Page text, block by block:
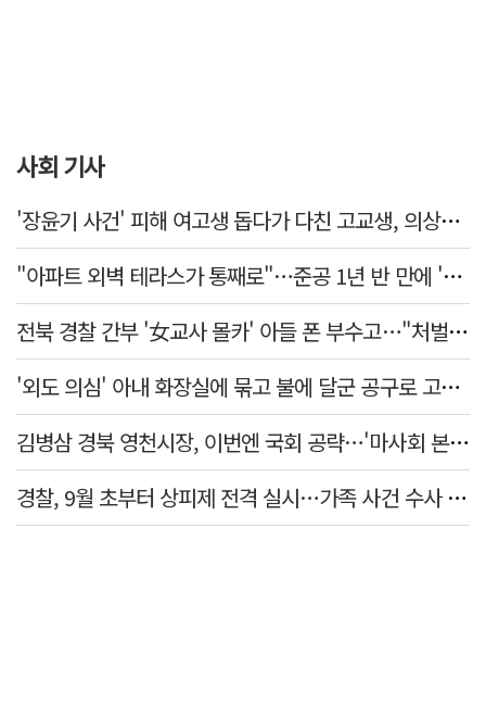
사회 기사
'장윤기 사건' 피해 여고생 돕다가 다친 고교생, 의상자 인정
"아파트 외벽 테라스가 통째로"…준공 1년 반 만에 '아찔 사고'
전북 경찰 간부 '女교사 몰카' 아들 폰 부수고…"처벌 못하는 사안" 내부망에 글
'외도 의심' 아내 화장실에 묶고 불에 달군 공구로 고문…남편 검거
김병삼 경북 영천시장, 이번엔 국회 공략…'마사회 본사 이전·광역교통망 확충' 요청
경찰, 9월 초부터 상피제 전격 실시…가족 사건 수사 못해